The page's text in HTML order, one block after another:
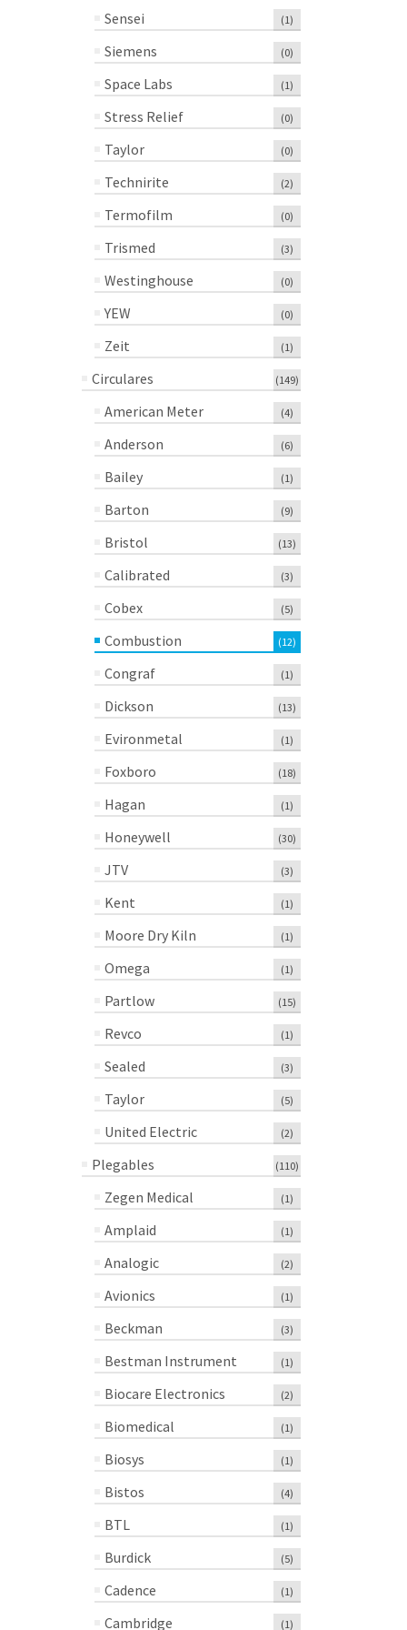
Sensei (1)
Siemens (0)
Space Labs (1)
Stress Relief (0)
Taylor (0)
Technirite (2)
Termofilm (0)
Trismed (3)
Westinghouse (0)
YEW (0)
Zeit (1)
Circulares (149)
American Meter (4)
Anderson (6)
Bailey (1)
Barton (9)
Bristol (13)
Calibrated (3)
Cobex (5)
Combustion (12)
Congraf (1)
Dickson (13)
Evironmetal (1)
Foxboro (18)
Hagan (1)
Honeywell (30)
JTV (3)
Kent (1)
Moore Dry Kiln (1)
Omega (1)
Partlow (15)
Revco (1)
Sealed (3)
Taylor (5)
United Electric (2)
Plegables (110)
Zegen Medical (1)
Amplaid (1)
Analogic (2)
Avionics (1)
Beckman (3)
Bestman Instrument (1)
Biocare Electronics (2)
Biomedical (1)
Biosys (1)
Bistos (4)
BTL (1)
Burdick (5)
Cadence (1)
Cambridge (1)